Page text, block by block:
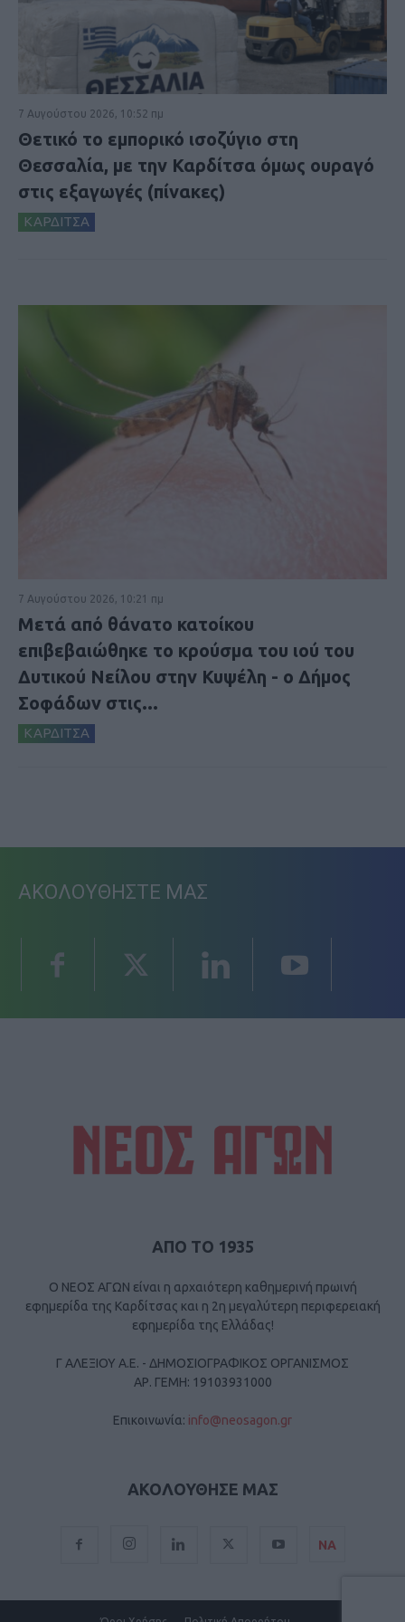
7 Αυγούστου 2026, 10:52 πμ
Θετικό το εμπορικό ισοζύγιο στη
Θεσσαλία, με την Καρδίτσα όμως ουραγό
στις εξαγωγές (πίνακες)
ΚΑΡΔΙΤΣΑ
7 Αυγούστου 2026, 10:21 πμ
Μετά από θάνατο κατοίκου
επιβεβαιώθηκε το κρούσμα του ιού του
Δυτικού Νείλου στην Κυψέλη - ο Δήμος
Σοφάδων στις...
ΚΑΡΔΙΤΣΑ
ΑΚΟΛΟΥΘΗΣΤΕ ΜΑΣ
ΑΠΟ ΤΟ 1935
Ο ΝΕΟΣ ΑΓΩΝ είναι η αρχαιότερη καθημερινή πρωινή
εφημερίδα της Καρδίτσας και η 2η μεγαλύτερη περιφερειακή
εφημερίδα της Ελλάδας!
Γ ΑΛΕΞΙΟΥ Α.Ε. - ΔΗΜΟΣΙΟΓΡΑΦΙΚΟΣ ΟΡΓΑΝΙΣΜΟΣ
ΑΡ. ΓΕΜΗ: 19103931000
Επικοινωνία: info@neosagon.gr
ΑΚΟΛΟΥΘΗΣΕ ΜΑΣ
ΝΑ